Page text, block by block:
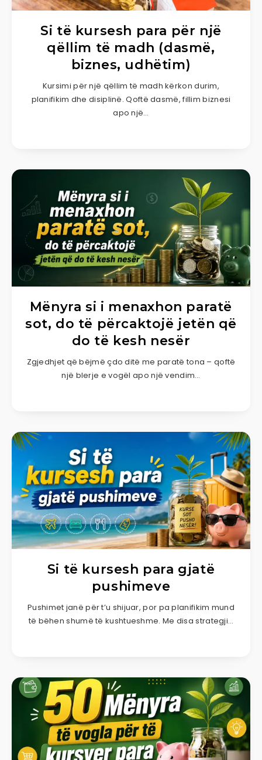
Si të kursesh para për një
qëllim të madh (dasmë,
biznes, udhëtim)
Kursimi për një qëllim të madh kërkon durim,
planifikim dhe disiplinë. Qoftë dasmë, fillim biznesi
apo një…
Mënyra si i menaxhon paratë
sot, do të përcaktojë jetën që
do të kesh nesër
Zgjedhjet që bëjmë çdo ditë me paratë tona – qoftë
një blerje e vogël apo një vendim…
Si të kursesh para gjatë
pushimeve
Pushimet janë për t’u shijuar, por pa planifikim mund
të bëhen shumë të kushtueshme. Me disa strategji…